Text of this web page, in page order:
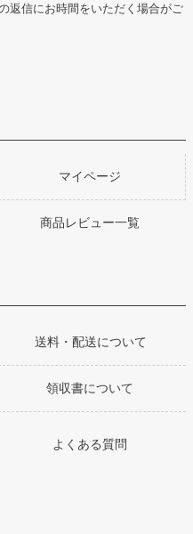
返信にお時間をいただく場合がご
マイページ
商品レビュー一覧
送料・配送について
領収書について
よくある質問